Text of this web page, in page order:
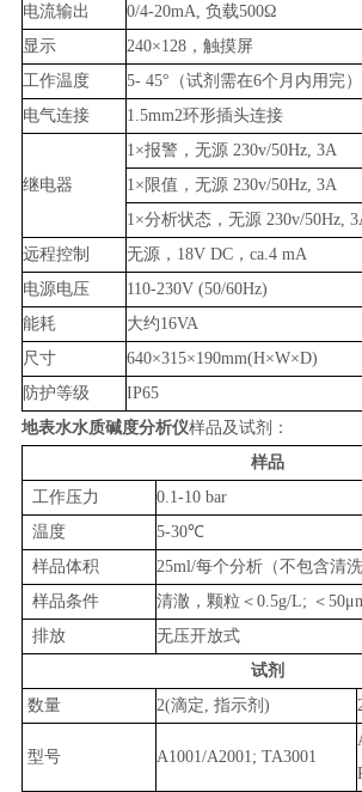
电流输出
0/4-20mA, 负载500Ω
显示
240×128，触摸屏
工作温度
5- 45°（试剂需在6个月内用完）
电气连接
1.5mm2环形插头连接
继电器
1×报警，无源 230v/50Hz, 3A
1×限值，无源 230v/50Hz, 3A
1×分析状态，无源 230v/50Hz,
远程控制
无源，18V DC，ca.4 mA
电源电压
110-230V (50/60Hz)
能耗
大约16VA
尺寸
640×315×190mm(H×W×D)
防护等级
IP65
地表水水质碱度分析仪样品及试剂：
样品
工作压力
0.1-10 bar
温度
5-30℃
样品体积
25ml/每个分析（不包含清洗
样品条件
清澈，颗粒＜0.5g/L; ＜
排放
无压开放式
试剂
数量
2(滴定, 指示剂)
型号 A1001/A2001; TA3001